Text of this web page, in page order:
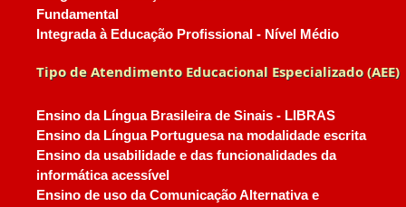
Fundamental
Integrada à Educação Profissional - Nível Médio
Tipo de Atendimento Educacional Especializado (AEE)
Ensino da Língua Brasileira de Sinais - LIBRAS
Ensino da Língua Portuguesa na modalidade escrita
Ensino da usabilidade e das funcionalidades da
informática acessível
Ensino de uso da Comunicação Alternativa e